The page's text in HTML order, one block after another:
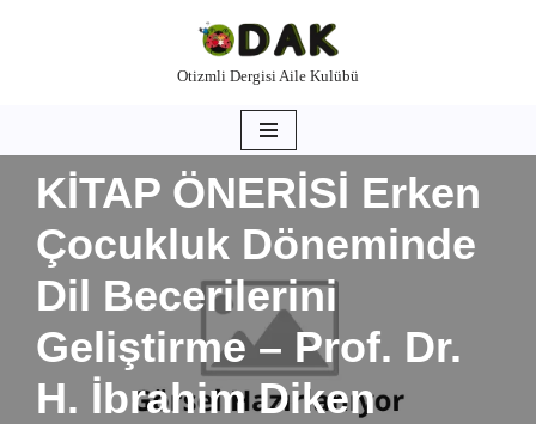
Otizmli Dergisi Aile Kulübü
KİTAP ÖNERİSİ Erken
Çocukluk Döneminde
Dil Becerilerini
Geliştirme – Prof. Dr.
H. İbrahim Diken